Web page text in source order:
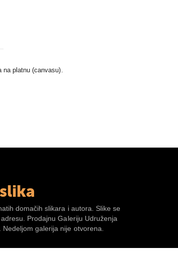
platnu (canvasu).
domačih slikara i autora. Slike se
Prodajnu Galeriju Udruženja
galerija nije otvorena.